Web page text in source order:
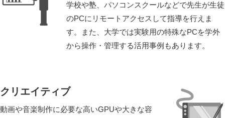
学校や塾、パソコンスクールなどで先生が生徒
のPCにリモートアクセスして指導を行えま
す。また、大学では実験用の特殊なPCを学外
から操作・管理する活用事例もあります。
クリエイティブ
動画や音楽制作に必要な高いGPUや大きな容